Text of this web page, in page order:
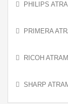
PHILIPS
PRIMERA
RICOH
SHARP